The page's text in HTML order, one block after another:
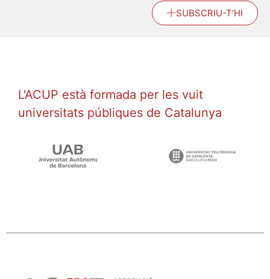
SUBSCRIU-T’HI
L'ACUP està formada per les vuit
universitats públiques de Catalunya